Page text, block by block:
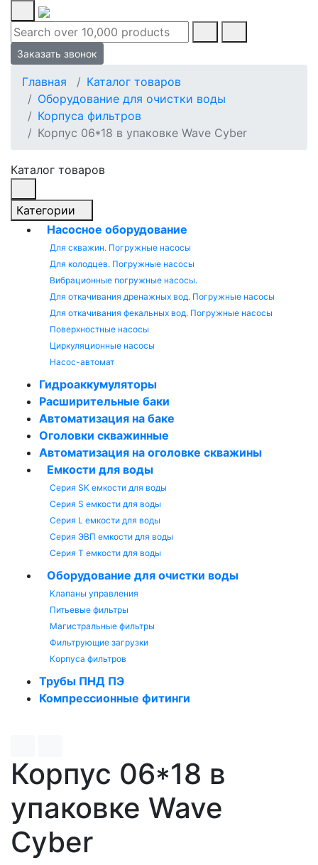
Заказать звонок
Главная
Каталог товаров
Оборудование для очистки воды
Корпуса фильтров
Корпус 06*18 в упаковке Wave Cyber
Каталог товаров
Категории
Насосное оборудование
Для скважин. Погружные насосы
Для колодцев. Погружные насосы
Вибрационные погружные насосы.
Для откачивания дренажных вод. Погружные насосы
Для откачивания фекальных вод. Погружные насосы
Поверхностные насосы
Циркуляционные насосы
Насос-автомат
Гидроаккумуляторы
Расширительные баки
Автоматизация на баке
Оголовки скважинные
Автоматизация на оголовке скважины
Емкости для воды
Серия SK емкости для воды
Серия S емкости для воды
Серия L емкости для воды
Серия ЭВП емкости для воды
Серия T емкости для воды
Оборудование для очистки воды
Клапаны управления
Питьевые фильтры
Магистральные фильтры
Фильтрующие загрузки
Корпуса фильтров
Трубы ПНД ПЭ
Компрессионные фитинги
Корпус 06*18 в
упаковке Wave
Cyber